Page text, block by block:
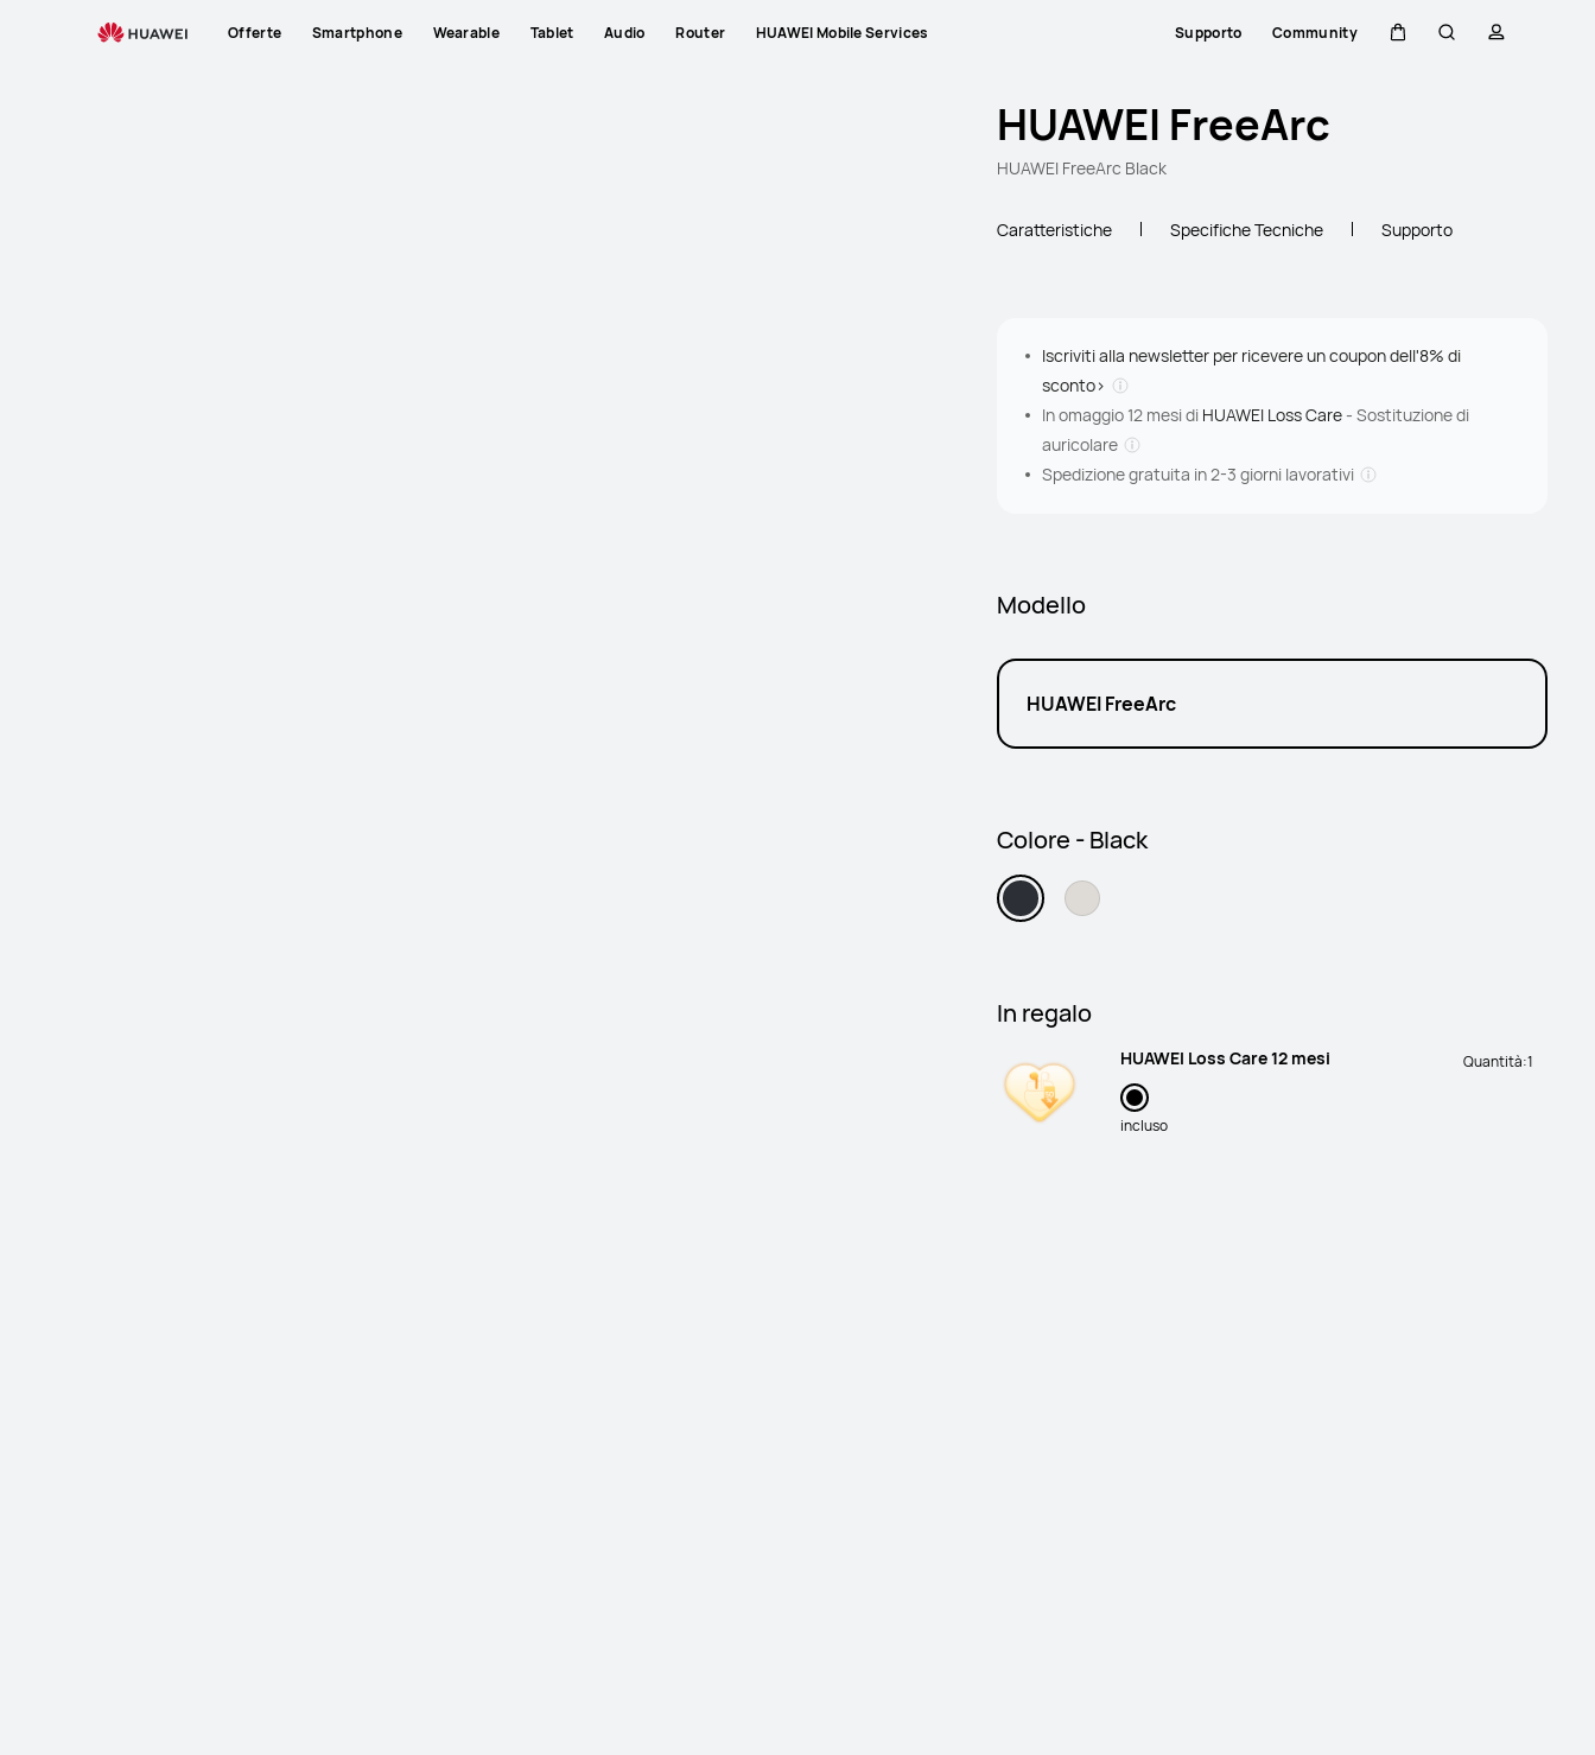
Offerte Smartphone Wearable Tablet Audio Router HUAWEI Mobile Services Supporto Community
HUAWEI FreeArc
HUAWEI FreeArc Black
Caratteristiche Specifiche Tecniche Supporto
Iscriviti alla newsletter per ricevere un coupon dell'8% di
sconto>
In omaggio 12 mesi di HUAWEI Loss Care - Sostituzione di
auricolare
Spedizione gratuita in 2-3 giorni lavorativi
Modello
HUAWEI FreeArc
Colore - Black
In regalo
HUAWEI Loss Care 12 mesi
incluso
Quantità:1